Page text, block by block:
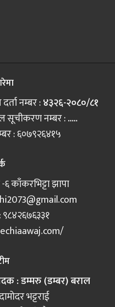
नम्बर :४३२६-२०८०/८१
सूचीकरण नम्बर :.....
: ६०७९२६४१५
काँकरभिट्टा झापा
: डम्मरु (डम्बर) बराल
भट्टराई